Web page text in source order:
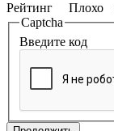
Рейтинг Плохо
Captcha
Введите код